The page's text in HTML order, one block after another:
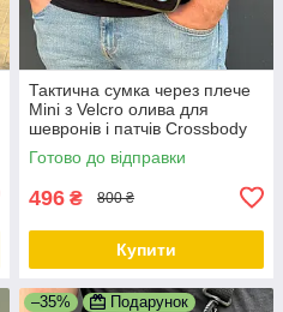
Тактична сумка через плече
Mini з Velcro олива для
шевронів і патчів Crossbody
Messenger Oxford
Готово до відправки
496 ₴ 800 ₴
Купити
–35% Подарунок